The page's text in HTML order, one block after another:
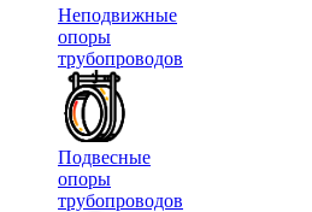
Неподвижные
опоры
трубопроводов
Подвесные
опоры
трубопроводов